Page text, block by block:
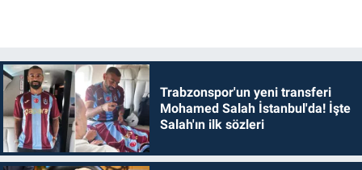
Trabzonspor'un yeni transferi
Mohamed Salah İstanbul'da! İşte
Salah'ın ilk sözleri